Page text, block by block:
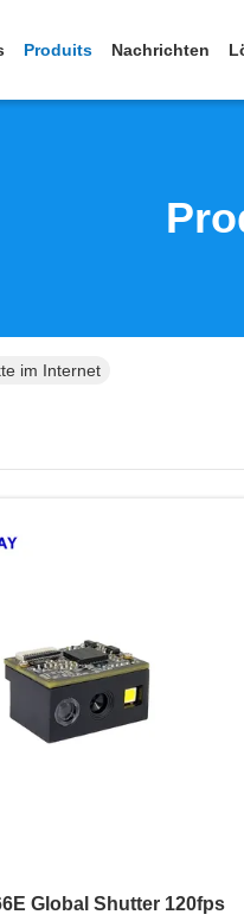
Produits Nachrichten
im Internet
Global Shutter 120fps